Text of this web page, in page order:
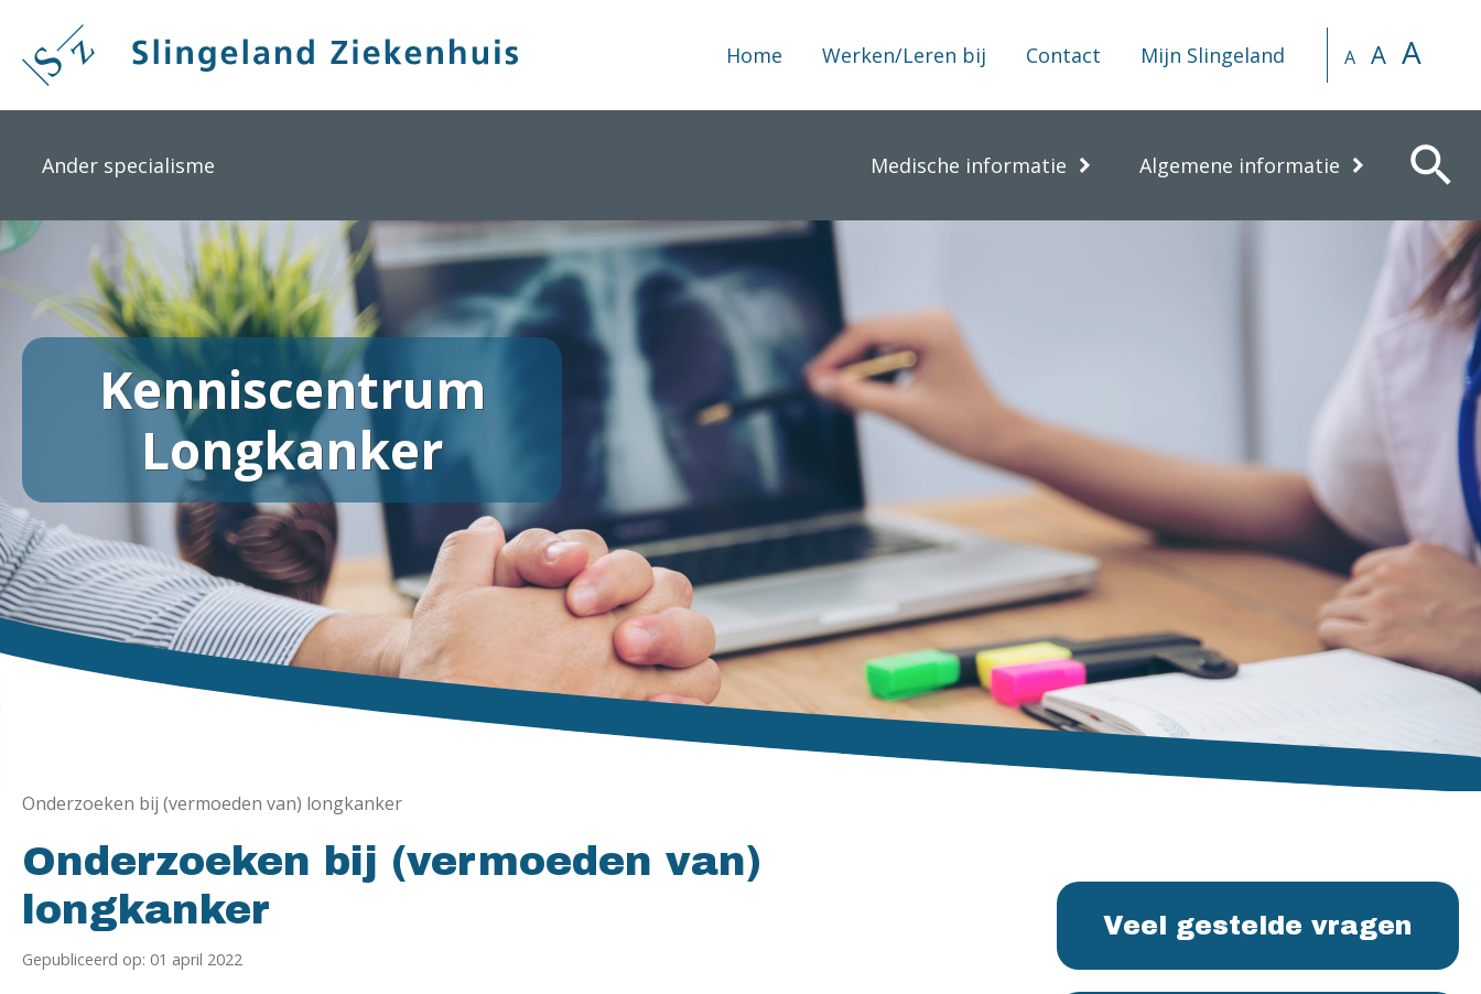
naar
Home Werken/Leren bij Contact Mijn Slingeland A A A
Ander specialisme Medische informatie Algemene informatie search
Kenniscentrum
Longkanker
Onderzoeken bij (vermoeden van) longkanker
Onderzoeken bij (vermoeden van)
longkanker
Gepubliceerd op: 01 april 2022
Veel gestelde vragen